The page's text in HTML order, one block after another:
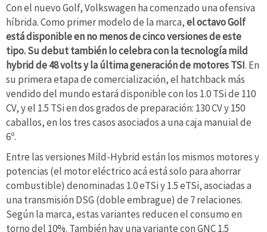
Con el nuevo Golf, Volkswagen ha comenzado una ofensiva
híbrida. Como primer modelo de la marca,el octavo Golf
está disponible en no menos de cinco versiones de este
tipo. Su debut también lo celebra con la tecnología mild
hybrid de 48 volts y la última generación de motores TSI. En
su primera etapa de comercialización, el hatchback más
vendido del mundo estará disponible con los 1.0 TSi de 110
CV, y el 1.5 TSi en dos grados de preparación: 130 CV y ​​150
caballos, en los tres casos asociados a una caja manuial de
6º.
Entre las versiones Mild-Hybrid están los mismos motores y
potencias (el motor eléctrico acá está solo para ahorrar
combustible) denominadas 1.0 eTSi y 1.5 eTSi, asociadas a
una transmisión DSG (doble embrague) de 7 relaciones.
Según la marca, estas variantes reducen el consumo en
torno del 10%. También hay una variante con GNC 1.5